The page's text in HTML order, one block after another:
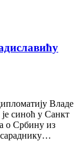
Владе
синоћ у Санкт
о Србину из